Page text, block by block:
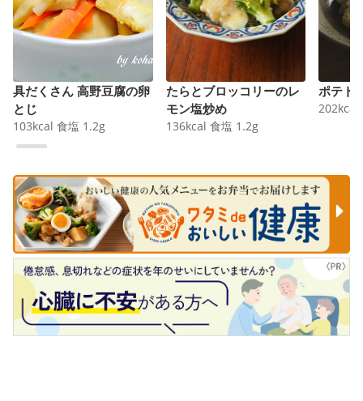
具だくさん 高野豆腐の卵
とじ
103kcal 食塩 1.2g
たらとブロッコリーのレ
モン塩炒め
136kcal 食塩 1.2g
ポテト
202kcal